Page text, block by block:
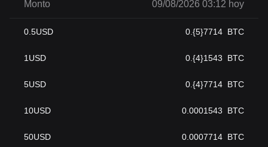
Monto 09/08/2026 03:12 hoy
0.5USD 0.{5}7714 BTC
1 USD 0.{4}1543 BTC
5USD 0.{4}7714 BTC
10USD 0.0001543 BTC
50USD 0.0007714 BTC